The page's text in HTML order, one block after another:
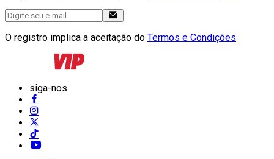
O registro implica a aceitação do Termos e Condições
siga-nos